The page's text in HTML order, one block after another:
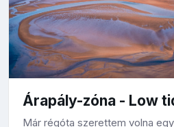
Árapály-zóna - Low
Már régóta szerettem volna